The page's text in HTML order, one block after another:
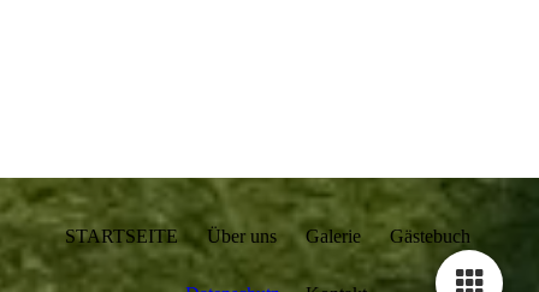
STARTSEITE Über uns Galerie Gästebuch